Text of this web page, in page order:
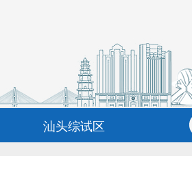
汕头综试区